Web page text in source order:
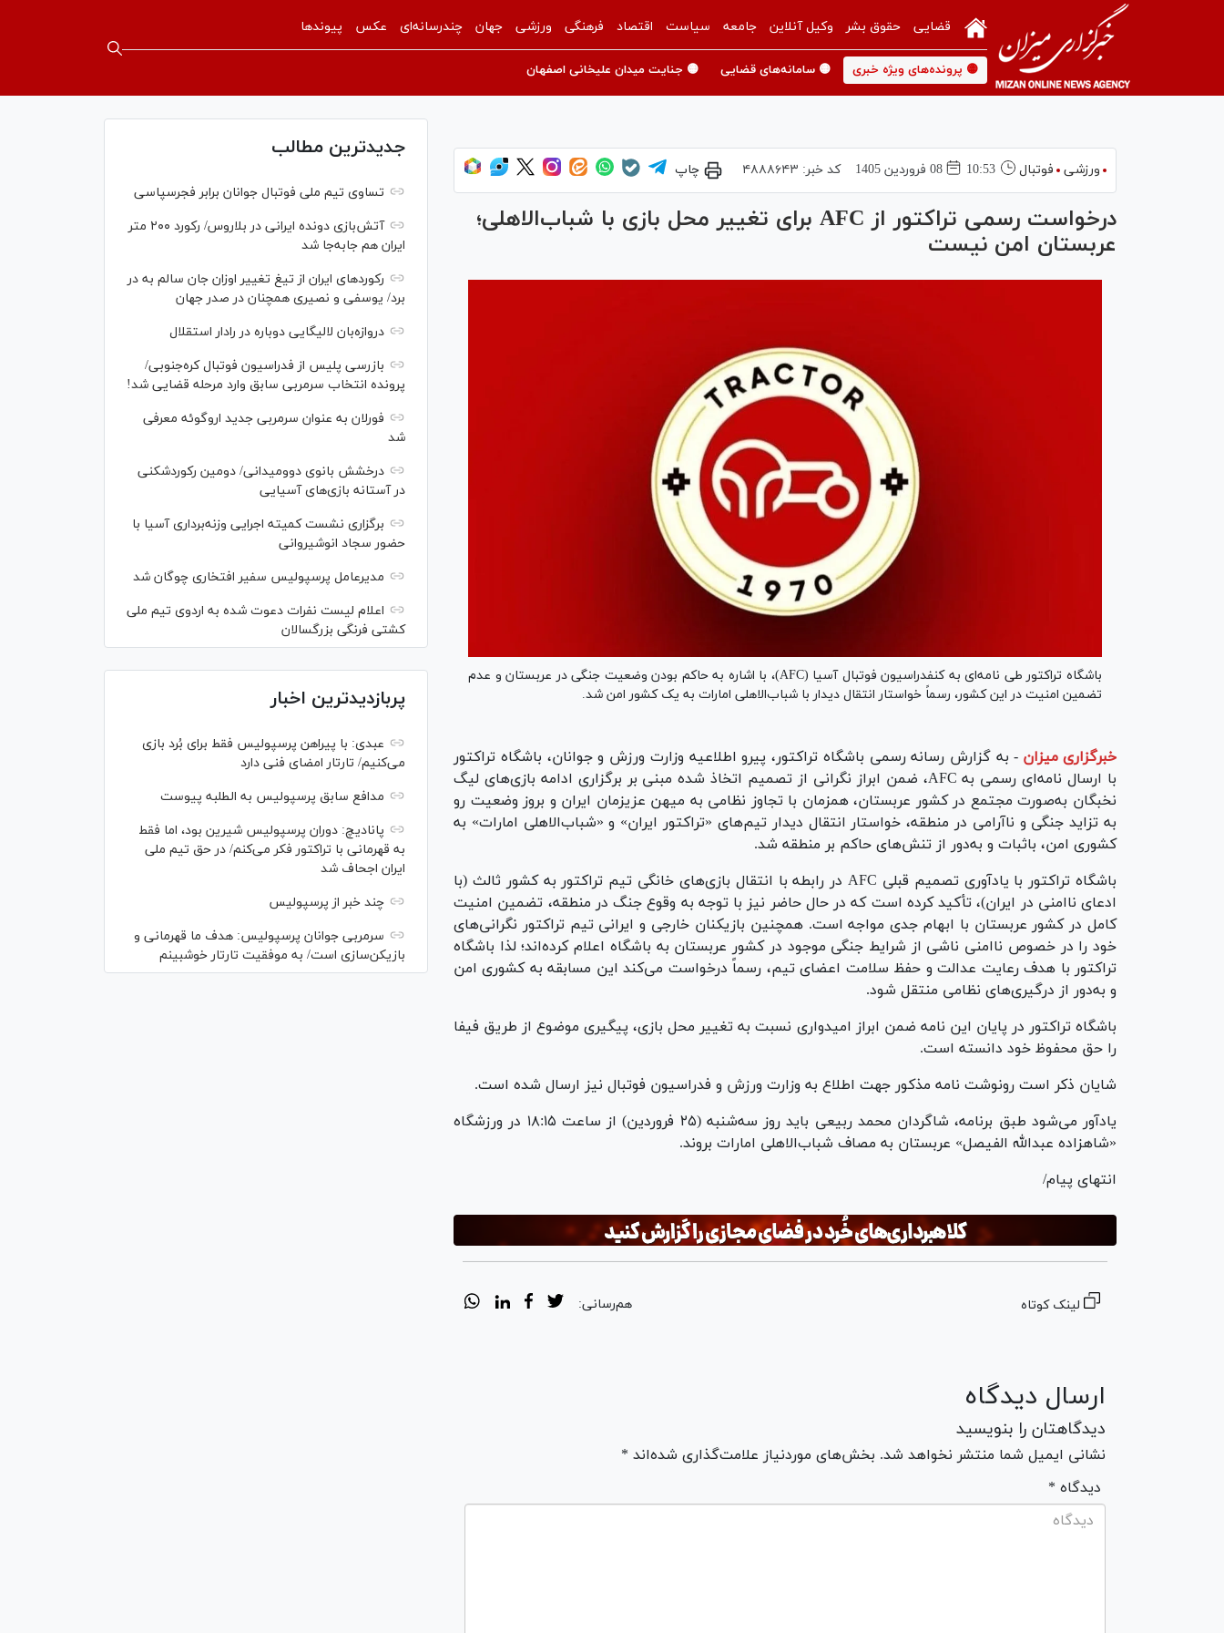
قضایی حقوق بشر وکیل آنلاین جامعه سیاست اقتصاد فرهنگی ورزشی جهان چندرسانه‌ای عکس پیوندها
🟡 پرونده‌های ویژه خبری 🟡 سامانه‌های قضایی 🟡 جنایت میدان علیخانی اصفهان
ورزشی فوتبال 10:53 08 فروردين 1405 کد خبر: ۴۸۸۸۶۴۳ چاپ
درخواست رسمی تراکتور از AFC برای تغییر محل بازی با شباب‌الاهلی؛
عربستان امن نیست
باشگاه تراکتور طی نامه‌ای به کنفدراسیون فوتبال آسیا (AFC)، با اشاره به حاکم بودن وضعیت جنگی در عربستان و عدم
تضمین امنیت در این کشور، رسماً خواستار انتقال دیدار با شباب‌الاهلی امارات به یک کشور امن شد.
خبرگزاری میزان - به گزارش رسانه رسمی باشگاه تراکتور، پیرو اطلاعیه وزارت ورزش و جوانان، باشگاه تراکتور
با ارسال نامه‌ای رسمی به AFC، ضمن ابراز نگرانی از تصمیم اتخاذ شده مبنی بر برگزاری ادامه بازی‌های لیگ
نخبگان به‌صورت مجتمع در کشور عربستان، همزمان با تجاوز نظامی به میهن عزیزمان ایران و بروز وضعیت رو
به تزاید جنگی و ناآرامی در منطقه، خواستار انتقال دیدار تیم‌های «تراکتور ایران» و «شباب‌الاهلی امارات» به
کشوری امن، باثبات و به‌دور از تنش‌های حاکم بر منطقه شد.
باشگاه تراکتور با یادآوری تصمیم قبلی AFC در رابطه با انتقال بازی‌های خانگی تیم تراکتور به کشور ثالث (با
ادعای ناامنی در ایران)، تأکید کرده است که در حال حاضر نیز با توجه به وقوع جنگ در منطقه، تضمین امنیت
کامل در کشور عربستان با ابهام جدی مواجه است. همچنین بازیکنان خارجی و ایرانی تیم تراکتور نگرانی‌های
خود را در خصوص ناامنی ناشی از شرایط جنگی موجود در کشور عربستان به باشگاه اعلام کرده‌اند؛ لذا باشگاه
تراکتور با هدف رعایت عدالت و حفظ سلامت اعضای تیم، رسماً درخواست می‌کند این مسابقه به کشوری امن
و به‌دور از درگیری‌های نظامی منتقل شود.
باشگاه تراکتور در پایان این نامه ضمن ابراز امیدواری نسبت به تغییر محل بازی، پیگیری موضوع از طریق فیفا
را حق محفوظ خود دانسته است.
شایان ذکر است رونوشت نامه مذکور جهت اطلاع به وزارت ورزش و فدراسیون فوتبال نیز ارسال شده است.
یادآور می‌شود طبق برنامه، شاگردان محمد ربیعی باید روز سه‌شنبه (۲۵ فروردین) از ساعت ۱۸:۱۵ در ورزشگاه
«شاهزاده عبدالله الفیصل» عربستان به مصاف شباب‌الاهلی امارات بروند.
انتهای پیام/
لینک کوتاه هم‌رسانی:
ارسال دیدگاه
دیدگاهتان را بنویسید
نشانی ایمیل شما منتشر نخواهد شد. بخش‌های موردنیاز علامت‌گذاری شده‌اند *
* دیدگاه
جدیدترین مطالب
تساوی تیم ملی فوتبال جوانان برابر فجرسپاسی
آتش‌بازی دونده ایرانی در بلاروس/ رکورد ۲۰۰ متر
ایران هم جابه‌جا شد
رکورد‌های ایران از تیغ تغییر اوزان جان سالم به در
برد/ یوسفی و نصیری همچنان در صدر جهان
دروازه‌بان لالیگایی دوباره در رادار استقلال
بازرسی پلیس از فدراسیون فوتبال کره‌جنوبی/
پرونده انتخاب سرمربی سابق وارد مرحله قضایی شد!
فورلان به عنوان سرمربی جدید اروگوئه معرفی
شد
درخشش بانوی دوومیدانی/ دومین رکوردشکنی
در آستانه بازی‌های آسیایی
برگزاری نشست کمیته اجرایی وزنه‌برداری آسیا با
حضور سجاد انوشیروانی
مدیرعامل پرسپولیس سفیر افتخاری چوگان شد
اعلام لیست نفرات دعوت شده به اردوی تیم ملی
کشتی فرنگی بزرگسالان
پربازدیدترین اخبار
عبدی: با پیراهن پرسپولیس فقط برای بُرد بازی
می‌کنیم/ تارتار امضای فنی دارد
مدافع سابق پرسپولیس به الطلبه پیوست
پانادیچ: دوران پرسپولیس شیرین بود، اما فقط
به قهرمانی با تراکتور فکر می‌کنم/ در حق تیم ملی
ایران اجحاف شد
چند خبر از پرسپولیس
سرمربی جوانان پرسپولیس: هدف ما قهرمانی و
بازیکن‌سازی است/ به موفقیت تارتار خوشبینم